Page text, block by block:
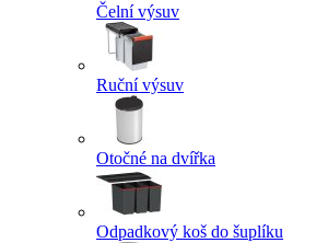
Čelní výsuv
Ruční výsuv
Otočné na dvířka
Odpadkový koš do šuplíku